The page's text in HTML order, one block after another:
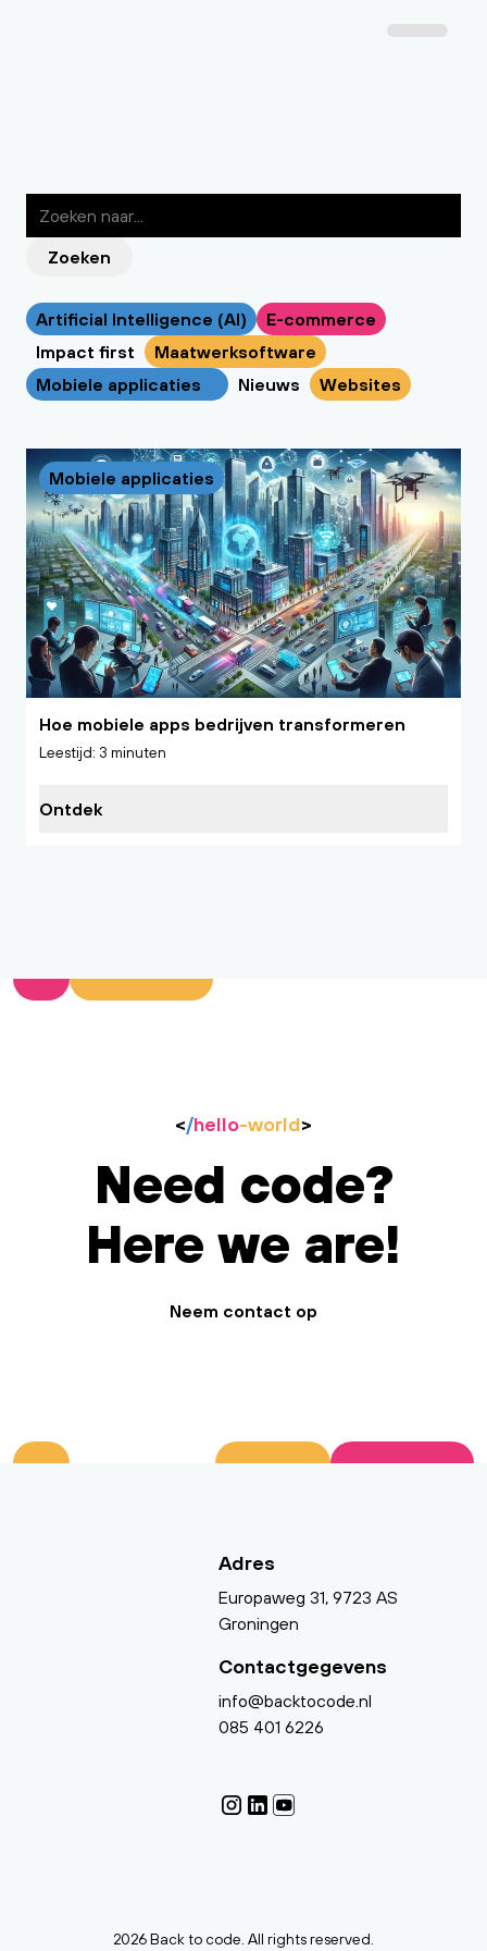
Zoeken
Artificial Intelligence (AI)
E-commerce
Impact first
Maatwerksoftware
Mobiele applicaties
Nieuws Websites
Mobiele applicaties
Hoe mobiele apps bedrijven transformeren
Leestijd: 3 minuten
Ontdek
</hello-world>
Need code?
Here we are!
Neem contact op
Adres
Europaweg 31, 9723 AS
Groningen
Contactgegevens
info@backtocode.nl
085 401 6226
2026 Back to code. All rights reserved.